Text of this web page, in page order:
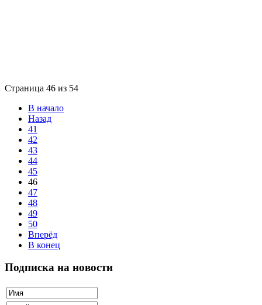
Страница 46 из 54
В начало
Назад
41
42
43
44
45
46
47
48
49
50
Вперёд
В конец
Подписка на новости